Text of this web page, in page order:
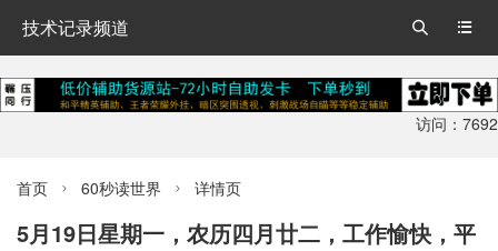
技术记录频道 

访问：7692
首页  60秒读世界  详情页
5月19日星期一，农历四月廿二，工作愉快，平